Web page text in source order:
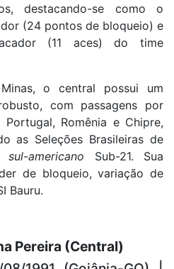
destacando-se como o
(24 pontos de bloqueio) e
(11 aces) do time
o central possui um
com passagens por
Romênia e Chipre,
as Seleções Brasileiras de
sul-americano Sub-21. Sua
de bloqueio, variação de
Bauru.
Pereira (Central)